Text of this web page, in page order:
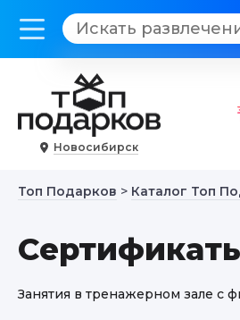
Новосибирск
Топ Подарков > Каталог Топ
Занятия в тренажерном зале с